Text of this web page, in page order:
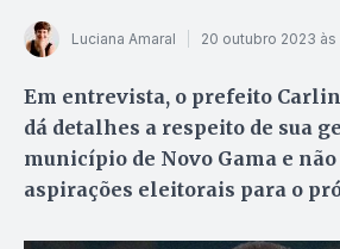
Luciana Amaral 20 outubro 2023 às
Em entrevista, o prefeito
dá detalhes a respeito de sua
município de Novo Gama e não
aspirações eleitorais para o